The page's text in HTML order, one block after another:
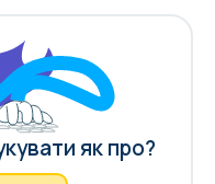
як про?